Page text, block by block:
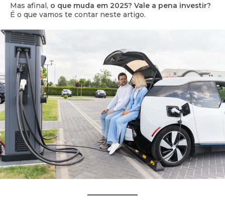
Mas afinal, o que muda em 2025? Vale a pena investir?
É o que vamos te contar neste artigo.